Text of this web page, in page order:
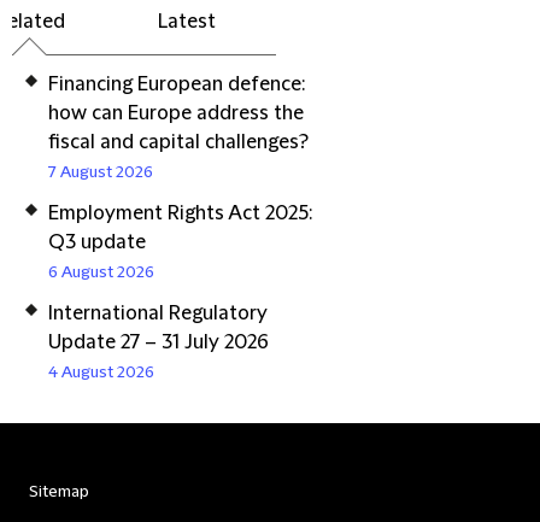
Latest
Financing European defence:
how can Europe address the
fiscal and capital challenges?
7 August 2026
Employment Rights Act 2025:
Q3 update
6 August 2026
International Regulatory
Update 27 – 31 July 2026
4 August 2026
Sitemap